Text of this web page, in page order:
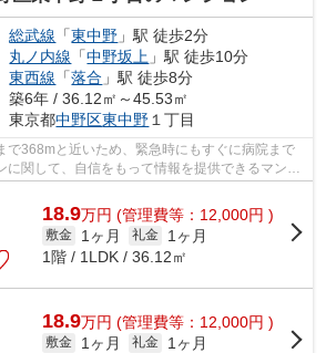
総武線 「東中野 」駅 徒歩2分
丸ノ内線 「中野坂上 」駅 徒歩10分
東西線 「落合 」駅 徒歩8分
築6年 / 36.12㎡～45.53㎡
東京都中野区東中野 １丁目
で368mと近いため、緊急時にもすぐに病院まで
に関して、自信をもって情報を提供できるマンシ
ンションは利...
18.9万円 (管理費等：12,000円 )
敷金 1ヶ月 礼金
1ヶ月
1階 / 1LDK / 36.12㎡
18.9万円 (管理費等：12,000円 )
敷金 1ヶ月 礼金
1ヶ月